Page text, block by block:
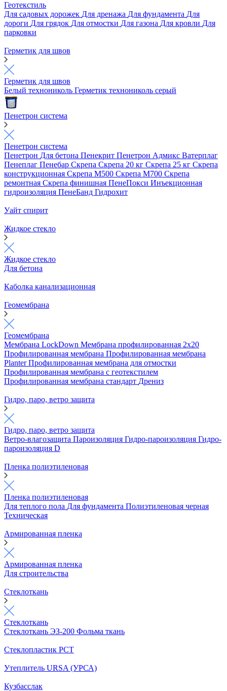
Геотекстиль
Для садовых дорожек Для дренажа Для фундамента Для
дороги Для грядок Для отмостки Для газона Для кровли Для
парковки
Герметик для швов
Герметик для швов
Белый технониколь Герметик технониколь серый
Пенетрон система
Пенетрон система
Пенетрон Для бетона Пенекрит Пенетрон Адмикс Ватерплаг
Пенеплаг Пенебар Скрепа Скрепа 20 кг Скрепа 25 кг Скрепа
конструкционная Скрепа М500 Скрепа М700 Скрепа
ремонтная Скрепа финишная ПенеПокси Инъекционная
гидроизоляция ПенеБанд Гидрохит
Уайт спирит
Жидкое стекло
Жидкое стекло
Для бетона
Каболка канализационная
Геомембрана
Геомембрана
Мембрана LockDown Мембрана профилированная 2х20
Профилированная мембрана Профилированная мембрана
PlanterПрофилированная мембрана для отмостки
Профилированная мембрана с геотекстилем
Профилированная мембрана стандарт Дрениз
Гидро, паро, ветро защита
Гидро, паро, ветро защита
Ветро-влагозащита Пароизоляция Гидро-пароизоляция Гидро-
пароизоляция D
Пленка полиэтиленовая
Пленка полиэтиленовая
Для теплого пола Для фундамента Полиэтиленовая черная
Техническая
Армированная пленка
Армированная пленка
Для строительства
Стеклоткань
Стеклоткань
Стеклоткань ЭЗ-200 Фольма ткань
Стеклопластик РСТ
Утеплитель URSA (УРСА)
Кузбасслак